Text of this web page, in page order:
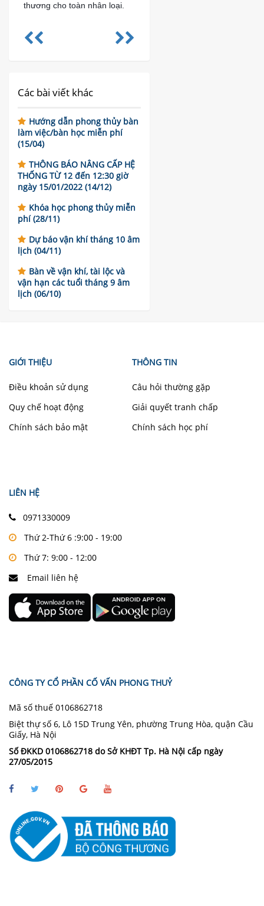
thương cho toàn nhân loại.
Các bài viết khác
Hướng dẫn phong thủy bàn
làm việc/bàn học miễn phí
(15/04)
THÔNG BÁO NÂNG CẤP HỆ
THỐNG TỪ 12 đến 12:30 giờ
ngày 15/01/2022 (14/12)
Khóa học phong thủy miễn
phí (28/11)
Dự báo vận khí tháng 10 âm
lịch (04/11)
Bàn về vận khí, tài lộc và
vận hạn các tuổi tháng 9 âm
lịch (06/10)
GIỚI THIỆU
Điều khoản sử dụng
Quy chế hoạt động
Chính sách bảo mật
THÔNG TIN
Câu hỏi thường gặp
Giải quyết tranh chấp
Chính sách học phí
LIÊN HỆ
0971330009
Thứ 2-Thứ 6 :9:00 - 19:00
Thứ 7: 9:00 - 12:00
Email liên hệ
CÔNG TY CỔ PHẦN CỐ VẤN PHONG THUỶ
Mã số thuế 0106862718
Biệt thự số 6, Lô 15D Trung Yên, phường Trung Hòa, quận Cầu
Giấy, Hà Nội
Số ĐKKD 0106862718 do Sở KHĐT Tp. Hà Nội cấp ngày
27/05/2015